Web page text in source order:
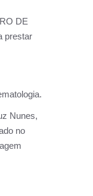
DE
prestar
Nunes,
no